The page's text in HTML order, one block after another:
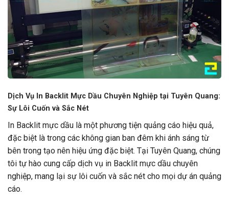
Dịch Vụ In Backlit Mực Dầu Chuyên Nghiệp tại Tuyên Quang:
Sự Lôi Cuốn và Sắc Nét
In Backlit mực dầu là một phương tiện quảng cáo hiệu quả,
đặc biệt là trong các không gian ban đêm khi ánh sáng từ
bên trong tạo nên hiệu ứng đặc biệt. Tại Tuyên Quang, chúng
tôi tự hào cung cấp dịch vụ in Backlit mực dầu chuyên
nghiệp, mang lại sự lôi cuốn và sắc nét cho mọi dự án quảng
cáo.